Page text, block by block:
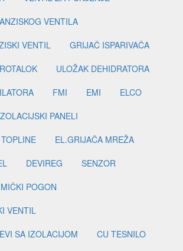
VENTILA
VENTIL
GRIJAČ ISPARIVAČA
ULOŽAK DEHIDRATORA
FMI EMI
ELCO
PANELI
EL.GRIJAČA MREŽA
DEVIREG
SENZOR
POGON
VENTIL
SA IZOLACIJOM
CU TESNILO